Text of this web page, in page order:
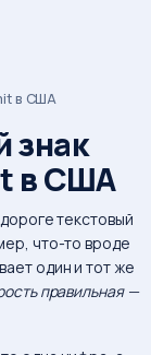
в США
знак
в США
текстовый
что-то вроде
один и тот же
правильная —